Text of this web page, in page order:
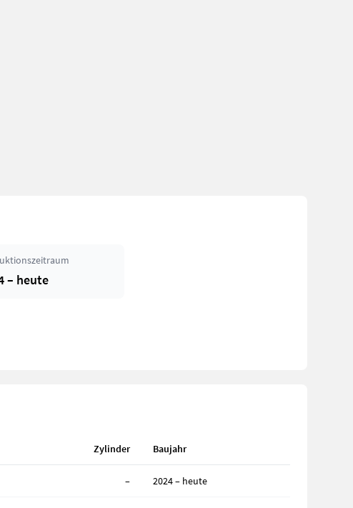
– heute
Zylinder Baujahr
– 2024 – heute